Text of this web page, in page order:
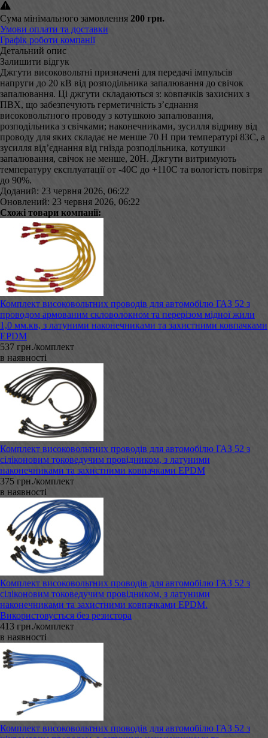
Сума мінімального замовлення 200 грн.
Умови оплати та доставки
Графік роботи компанії
Детальний опис
Залишити відгук
Джгути високовольтні призначені для передачі імпульсів
напруги до 20 кВ від розподільника запалювання до свічок
запалювання. Ці джгути складаються з: ковпачків захисних з
ПВХ, що забезпечують герметичність з’єднання
високовольтного проводу з котушкою запалювання,
розподільника з свічками; наконечниками, зусилля відриву від
проводу для яких складає не менше 70 Н при температурі 83С, а
зусилля від’єднання від гнізда розподільника, котушки
запалювання, свічок не менше, 20Н. Джгути витримують
температуру експлуатації от -40С до +110С та вологість повітря
до 90%.
Доданий: 23 червня 2026, 06:22
Оновлений: 23 червня 2026, 06:22
Схожі товари компанії:
Комплект високовольтних проводів для автомобілю ГАЗ 52 з
проводом армованим скловолокном та перерізом мідної жили
1,0 мм.кв, з латуними наконечниками та захистними ковпачками
EPDM
537 грн./комплект
в наявності
Комплект високовольтних проводів для автомобілю ГАЗ 52 з
сіліконовим токоведучим провідником, з латуними
наконечниками та захистними ковпачками EPDM
375 грн./комплект
в наявності
Комплект високовольтних проводів для автомобілю ГАЗ 52 з
сіліконовим токоведучим провідником, з латуними
наконечниками та захистними ковпачками EPDM.
Використовується без резистора
413 грн./комплект
в наявності
Комплект високовольтних проводів для автомобілю ГАЗ 52 з